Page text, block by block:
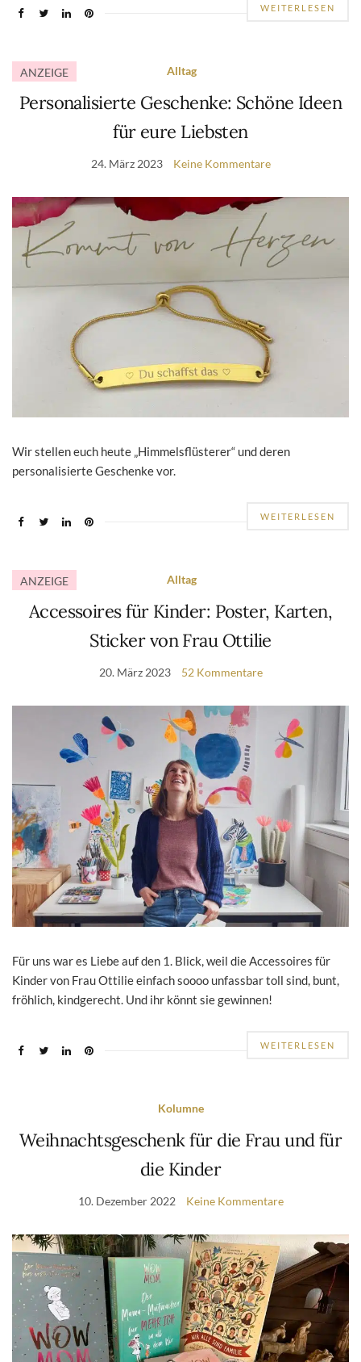
WEITERLESEN
ANZEIGE Alltag
Personalisierte Geschenke: Schöne Ideen
für eure Liebsten
24. März 2023 Keine Kommentare
Wir stellen euch heute „Himmelsflüsterer“ und deren
personalisierte Geschenke vor.
WEITERLESEN
ANZEIGE Alltag
Accessoires für Kinder: Poster, Karten,
Sticker von Frau Ottilie
20. März 2023 52 Kommentare
Für uns war es Liebe auf den 1. Blick, weil die Accessoires für
Kinder von Frau Ottilie einfach soooo unfassbar toll sind, bunt,
fröhlich, kindgerecht. Und ihr könnt sie gewinnen!
WEITERLESEN
Kolumne
Weihnachtsgeschenk für die Frau und für
die Kinder
10. Dezember 2022 Keine Kommentare